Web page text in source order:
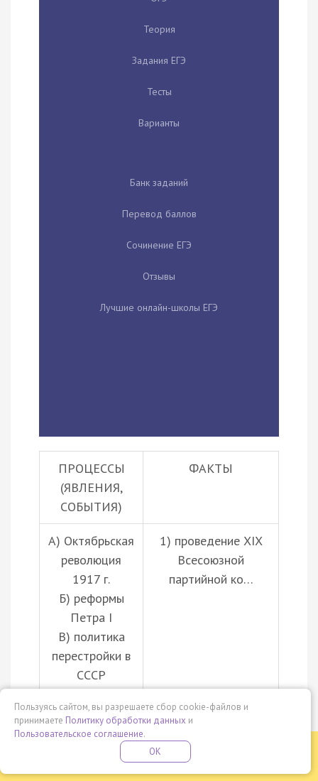
Теория
Задания ЕГЭ
Тесты
Варианты
Банк заданий
Перевод баллов
Сочинение ЕГЭ
Отзывы
Лучшие онлайн-школы ЕГЭ
Бесплатная летняя школа
ПРОВЕДИ ЭТО ЛЕТО С ПОЛЬЗОЙ
ПРОЦЕССЫ
(ЯВЛЕНИЯ,
СОБЫТИЯ)
ФАКТЫ
А) Октябрьская
революция
1917 г.
Б) реформы
Петра I
В) политика
перестройки в
СССР
Г) Ливонская
война
1) проведение XIX
Всесоюзной
партийной ко…
Пользуясь сайтом, вы разрешаете сбор cookie-файлов и
принимаете Политику обработки данных и
Пользовательское соглашение.
OK